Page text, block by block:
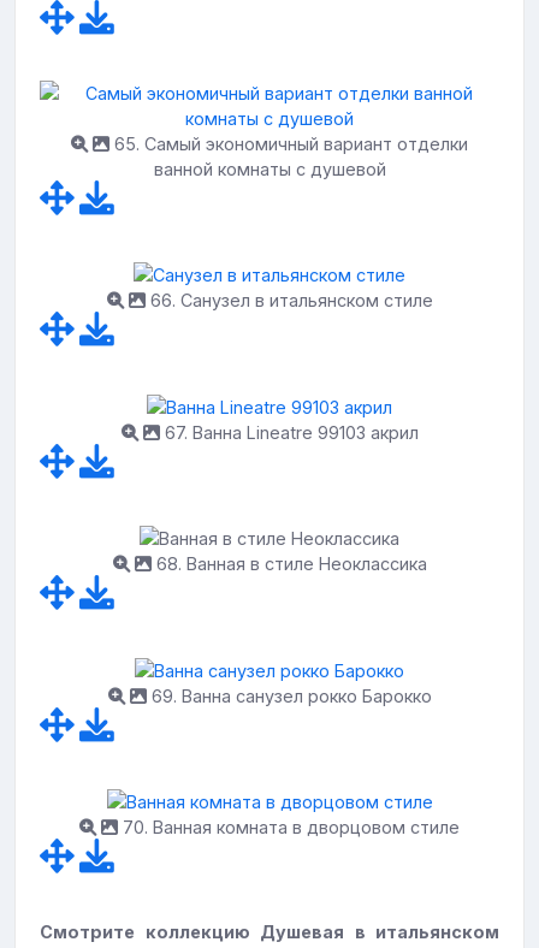
65. Самый экономичный вариант отделки
ванной комнаты с душевой
66. Санузел в итальянском стиле
67. Ванна Lineatre 99103 акрил
68. Ванная в стиле Неоклассика
69. Ванна санузел рокко Барокко
70. Ванная комната в дворцовом стиле
Смотрите коллекцию Душевая в итальянском